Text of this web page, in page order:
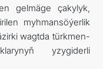
gelmäge çakylyk,
myhmansöýerlik
wagtda türkmen-
yzygiderli